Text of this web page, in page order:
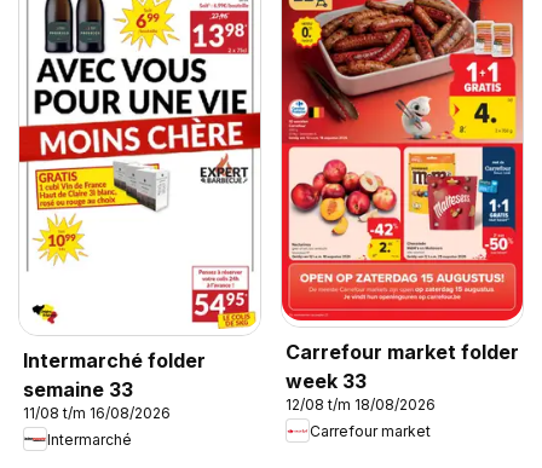
Intermarché folder
semaine 33
11/08 t/m 16/08/2026
Intermarché
Carrefour market folder
week 33
12/08 t/m 18/08/2026
Carrefour market